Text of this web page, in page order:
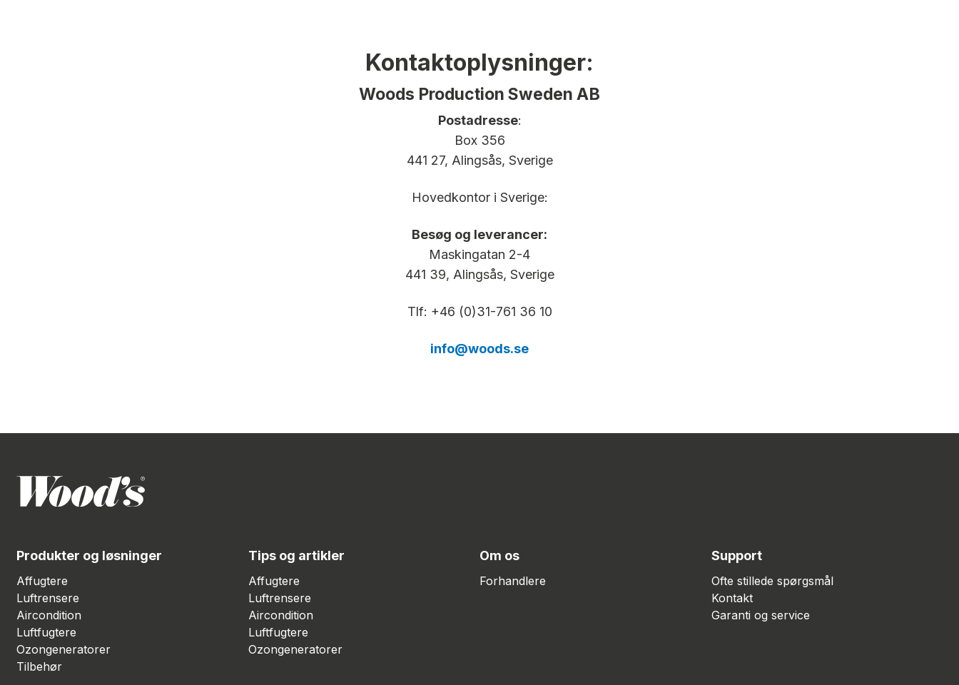
Kontaktoplysninger:
Woods Production Sweden AB
Postadresse:
Box 356
441 27, Alingsås, Sverige
Hovedkontor i Sverige:
Besøg og leverancer:
Maskingatan 2-4
441 39, Alingsås, Sverige
Tlf: +46 (0)31-761 36 10
info@woods.se
Produkter og løsninger
Affugtere
Luftrensere
Aircondition
Luftfugtere
Ozongeneratorer
Tilbehør
Tips og artikler
Affugtere
Luftrensere
Aircondition
Luftfugtere
Ozongeneratorer
Om os
Forhandlere
Support
Ofte stillede spørgsmål
Kontakt
Garanti og service